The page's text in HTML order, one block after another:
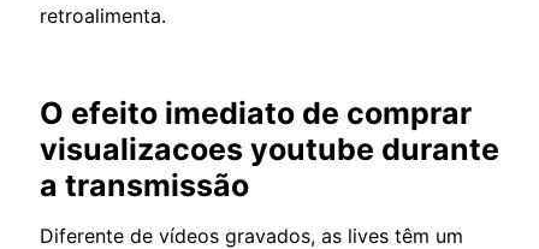
retroalimenta.
O efeito imediato de comprar
visualizacoes youtube durante
a transmissão
Diferente de vídeos gravados, as lives têm um